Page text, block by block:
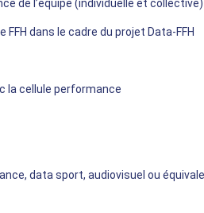
de l’équipe (individuelle et collective)
dans le cadre du projet Data-FFH
la cellule performance
data sport, audiovisuel ou